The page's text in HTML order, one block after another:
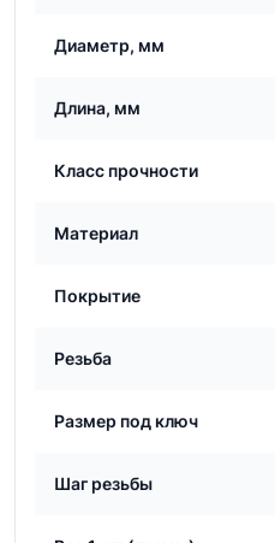
Диаметр, мм
Длина, мм
Класс прочности
Материал
Покрытие
Резьба
Размер под ключ
Шаг резьбы